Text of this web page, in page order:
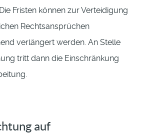
Fristen können zur Verteidigung
Rechtsansprüchen
verlängert werden. An Stelle
tritt dann die Einschränkung
auf